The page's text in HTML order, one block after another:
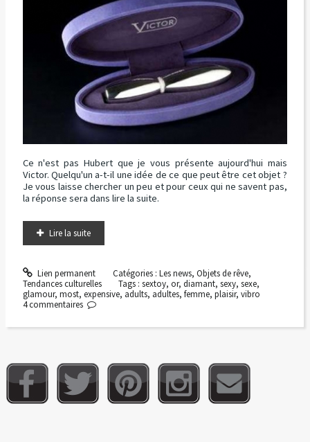
Ce n'est pas Hubert que je vous présente aujourd'hui mais
Victor. Quelqu'un a-t-il une idée de ce que peut être cet objet ?
Je vous laisse chercher un peu et pour ceux qui ne savent pas,
la réponse sera dans lire la suite.
Lire la suite
Lien permanent Catégories : Les news, Objets de rêve,
Tendances culturelles
Tags :sextoy,or,diamant,sexy,sexe,
glamour, most, expensive, adults, adultes, femme, plaisir, vibro
4 commentaires